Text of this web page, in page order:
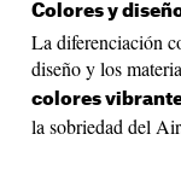
Colores y
La diferenciación
diseño y los
colores
la sobriedad del